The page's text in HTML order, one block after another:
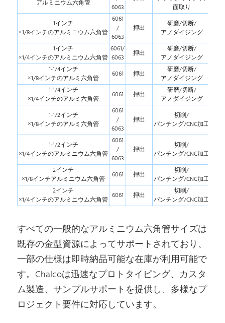
アルミニウム六角管
6063
面取り
1インチ
×1/8インチのアルミニウム六角管
6061
/
6063
押出
研磨/切断/
アノダイジング
1インチ
×1/4インチのアルミニウム六角管
6061/
6063
押出
研磨/切断/
アノダイジング
1-1/4インチ
×1/8インチのアルミ六角管
6061 押出
研磨/切断/
アノダイジング
1-1/4インチ
×1/4インチのアルミ六角管
6061 押出
研磨/切断/
アノダイジング
1-1/2インチ
×1/8インチのアルミ六角管
6061
/
6063
押出
切削/
パンチング/CNC加工
1-1/2インチ
×1/4インチのアルミニウム六角管
6061
/
6063
押出
切削/
パンチング/CNC加工
2インチ
×1/8インチアルミニウム六角管
6061 押出
切削/
パンチング/CNC加工
2インチ
×1/4インチのアルミニウム六角管 6061 押出
切削/
パンチング/CNC加工
すべての一般的なアルミニウム六角管サイズは
既存の金型資源によってサポートされており、
一部の仕様は即時納品可能な在庫が利用可能で
す。Chalcoは迅速なプロトタイピング、カスタ
ム製造、サンプルサポートを提供し、多様なプ
ロジェクト要件に対応しています。